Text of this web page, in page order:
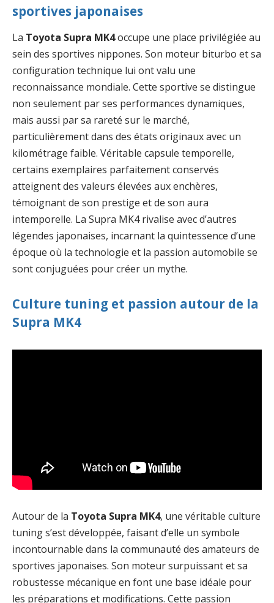
sportives japonaises
La Toyota Supra MK4occupe une place privilégiée au
sein des sportives nippones. Son moteur biturbo et sa
configuration technique lui ont valu une
reconnaissance mondiale. Cette sportive se distingue
non seulement par ses performances dynamiques,
mais aussi par sa rareté sur le marché,
particulièrement dans des états originaux avec un
kilométrage faible. Véritable capsule temporelle,
certains exemplaires parfaitement conservés
atteignent des valeurs élevées aux enchères,
témoignant de son prestige et de son aura
intemporelle. La Supra MK4 rivalise avec d’autres
légendes japonaises, incarnant la quintessence d’une
époque où la technologie et la passion automobile se
sont conjuguées pour créer un mythe.
Culture tuning et passion autour de la
Supra MK4
Autour de la Toyota Supra MK4, une véritable culture
tuning s’est développée, faisant d’elle un symbole
incontournable dans la communauté des amateurs de
sportives japonaises. Son moteur surpuissant et sa
robustesse mécanique en font une base idéale pour
les préparations et modifications. Cette passion